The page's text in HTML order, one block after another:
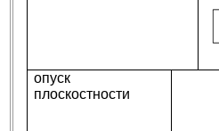
опуск
плоскостности